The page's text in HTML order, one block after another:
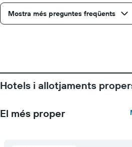
Mostra més preguntes freqüents
Hotels i allotjaments
El més proper